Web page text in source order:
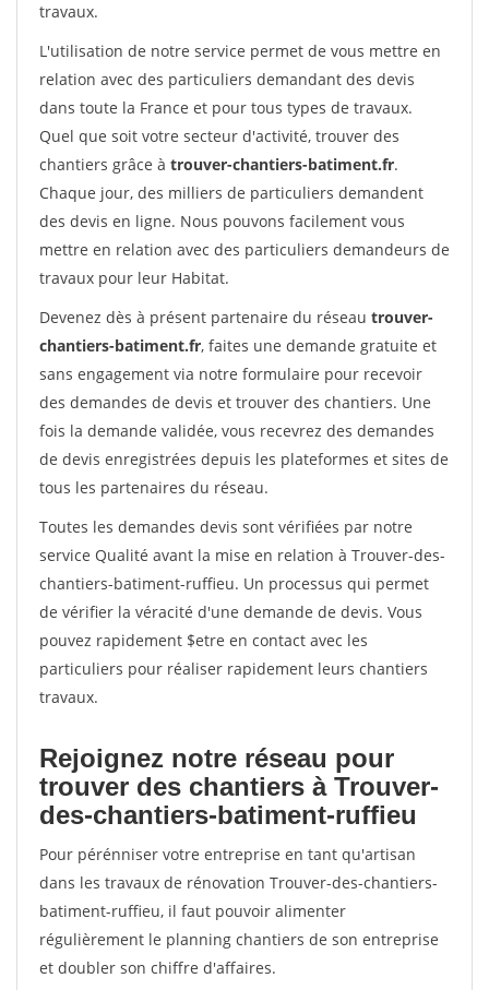
travaux.
L'utilisation de notre service permet de vous mettre en
relation avec des particuliers demandant des devis
dans toute la France et pour tous types de travaux.
Quel que soit votre secteur d'activité, trouver des
chantiers grâce à trouver-chantiers-batiment.fr.
Chaque jour, des milliers de particuliers demandent
des devis en ligne. Nous pouvons facilement vous
mettre en relation avec des particuliers demandeurs de
travaux pour leur Habitat.
Devenez dès à présent partenaire du réseau trouver-
chantiers-batiment.fr, faites une demande gratuite et
sans engagement via notre formulaire pour recevoir
des demandes de devis et trouver des chantiers. Une
fois la demande validée, vous recevrez des demandes
de devis enregistrées depuis les plateformes et sites de
tous les partenaires du réseau.
Toutes les demandes devis sont vérifiées par notre
service Qualité avant la mise en relation à Trouver-des-
chantiers-batiment-ruffieu. Un processus qui permet
de vérifier la véracité d'une demande de devis. Vous
pouvez rapidement $etre en contact avec les
particuliers pour réaliser rapidement leurs chantiers
travaux.
Rejoignez notre réseau pour
trouver des chantiers à Trouver-
des-chantiers-batiment-ruffieu
Pour pérénniser votre entreprise en tant qu'artisan
dans les travaux de rénovation Trouver-des-chantiers-
batiment-ruffieu, il faut pouvoir alimenter
régulièrement le planning chantiers de son entreprise
et doubler son chiffre d'affaires.